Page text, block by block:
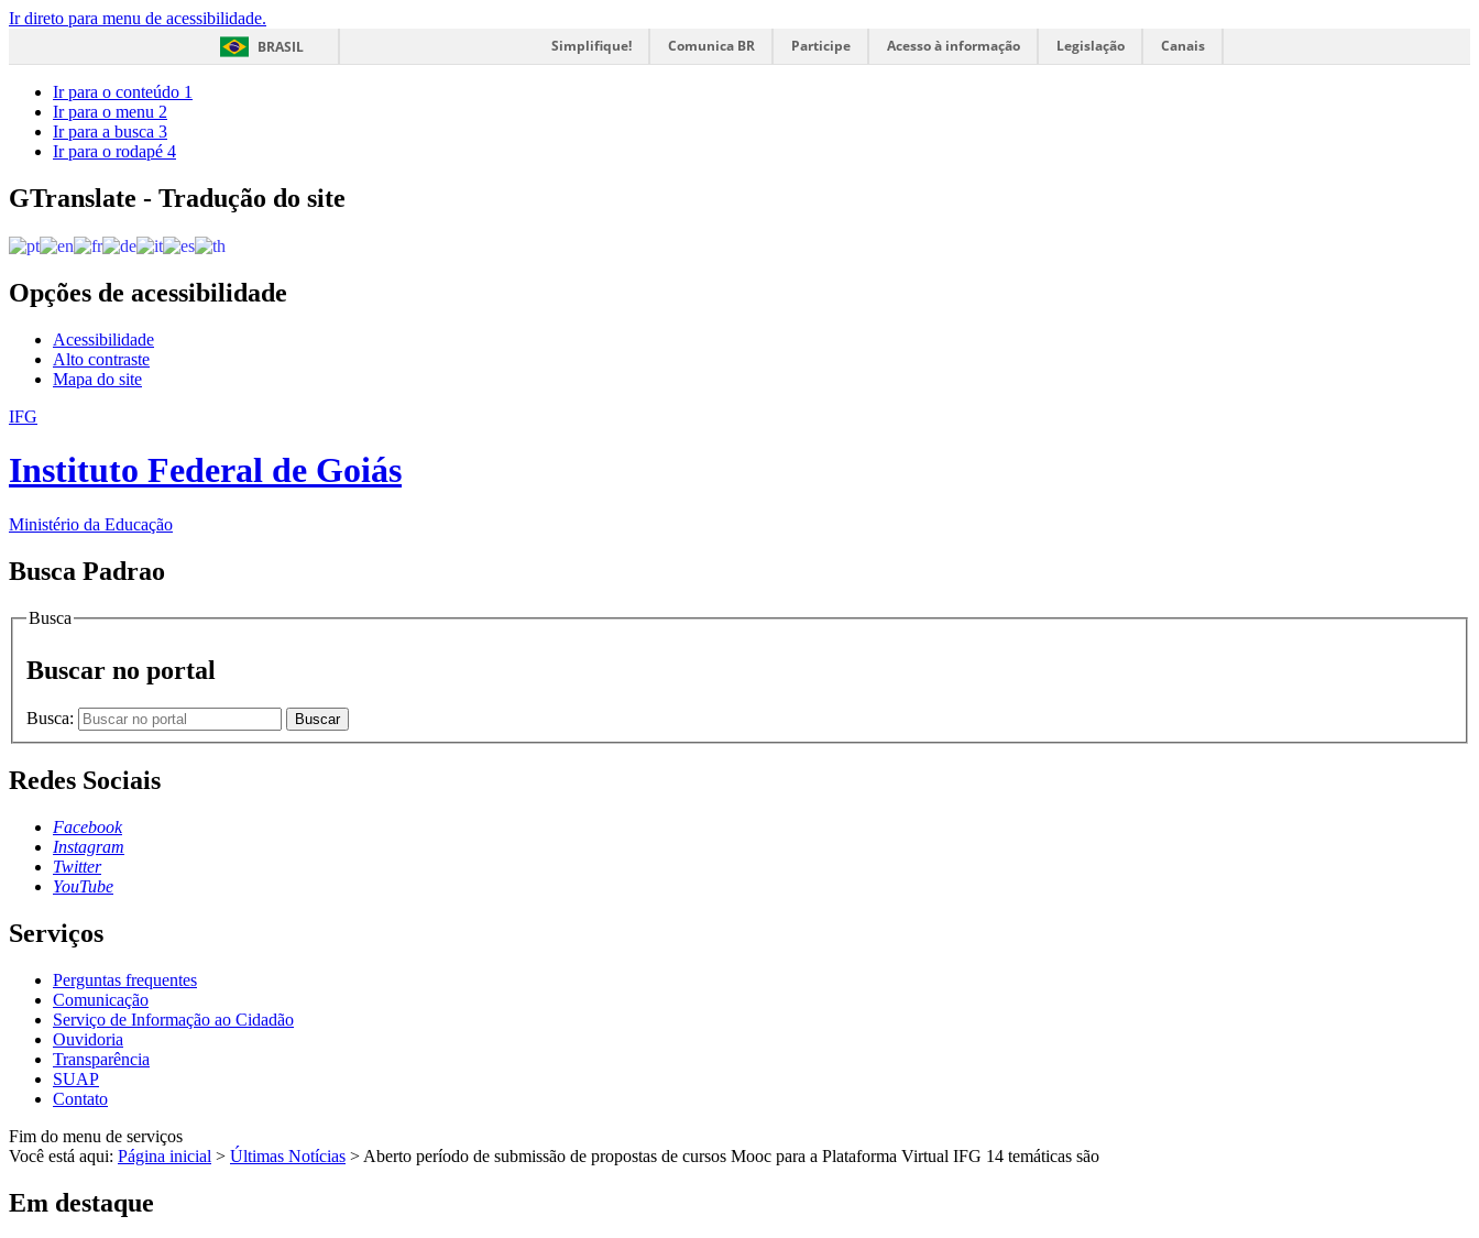
Ir direto para menu de acessibilidade.
BRASIL
Simplifique! Comunica BR Participe Acesso à informação Legislação Canais
Ir para o conteúdo 1
Ir para o menu 2
Ir para a busca 3
Ir para o rodapé 4
GTranslate - Tradução do site
Opções de acessibilidade
Acessibilidade
Alto contraste
Mapa do site
IFG
Instituto Federal de Goiás
Ministério da Educação
Busca Padrao
Busca
Buscar no portal
Busca: Buscar
Redes Sociais
Facebook
Instagram
Twitter
YouTube
Serviços
Perguntas frequentes
Comunicação
Serviço de Informação ao Cidadão
Ouvidoria
Transparência
SUAP
Contato
Fim do menu de serviços
Você está aqui: Página inicial > Últimas Notícias > Aberto período de submissão de propostas de cursos Mooc para a Plataforma Virtual IFG 14 temáticas são
Em destaque